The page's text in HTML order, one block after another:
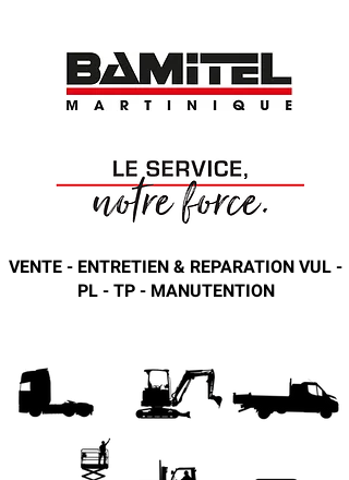
VENTE - ENTRETIEN & REPARATION VUL -
PL - TP - MANUTENTION